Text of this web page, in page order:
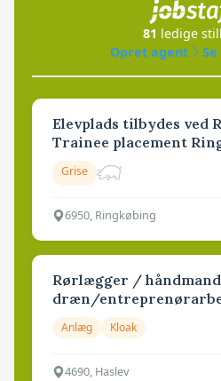
81 ledige
Opret agent
Elevplads tilbydes ved
Trainee placement
Grise
6950, Ringkøbing
Rørlægger /
dræn/
Anlæg Kloak
4690, Haslev